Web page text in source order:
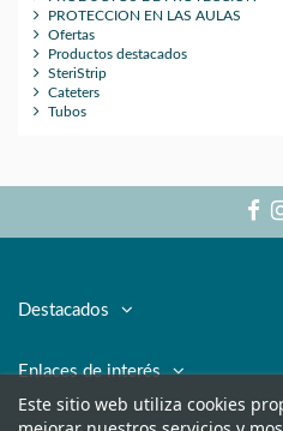
PROTECCION EN LAS AULAS
Ofertas
Productos destacados
SteriStrip
Cateters
Tubos
Destacados
Enlaces de interés
Este sitio web utiliza cookies